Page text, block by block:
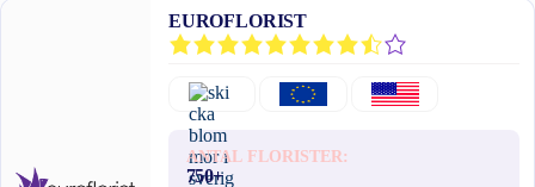
EUROFLORIST
ANTAL FLORISTER:
750+